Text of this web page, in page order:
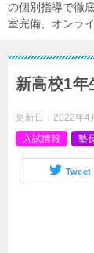
の個別指導で徹
室完備、オンラ
新高校1年
更新日： 2022年4
入試情報
塾
Tweet